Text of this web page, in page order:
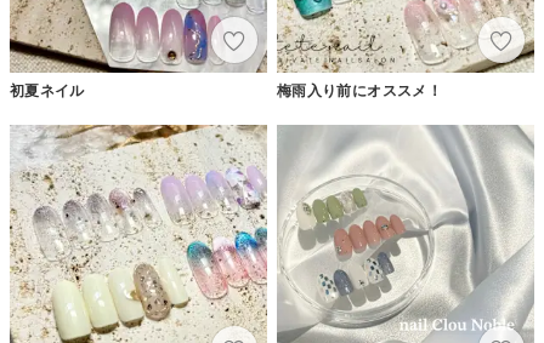
初夏ネイル 梅雨入り前にオススメ！